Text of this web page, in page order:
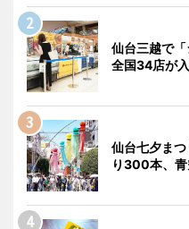
仙台三越で
全国34店が
仙台七夕ま
り300本、